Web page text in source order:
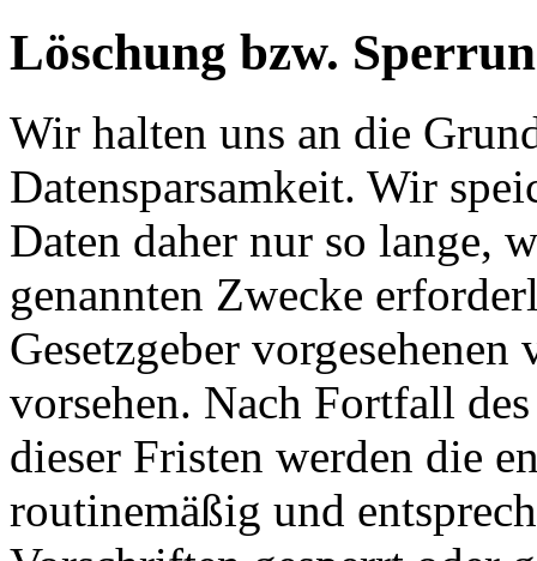
Löschung bzw.
Wir halten uns an die
Datensparsamkeit. Wir
Daten daher nur so lange,
genannten Zwecke
Gesetzgeber
vorsehen. Nach Fortfall
dieser Fristen werden die
routinemäßig und